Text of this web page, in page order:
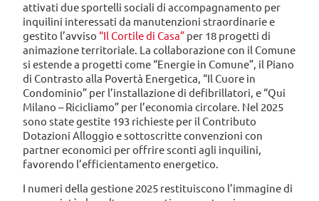
attivati due sportelli sociali di accompagnamento per
inquilini interessati da manutenzioni straordinarie e
gestito l’avviso “Il Cortile di Casa” per 18 progetti di
animazione territoriale. La collaborazione con il Comune
si estende a progetti come “Energie in Comune”, il Piano
di Contrasto alla Povertà Energetica, “Il Cuore in
Condominio” per l’installazione di defibrillatori, e “Qui
Milano – Ricicliamo” per l’economia circolare. Nel 2025
sono state gestite 193 richieste per il Contributo
Dotazioni Alloggio e sottoscritte convenzioni con
partner economici per offrire sconti agli inquilini,
favorendo l’efficientamento energetico.
I numeri della gestione 2025 restituiscono l’immagine di